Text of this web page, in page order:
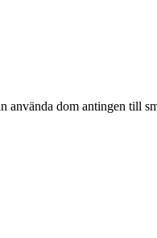
dom antingen till